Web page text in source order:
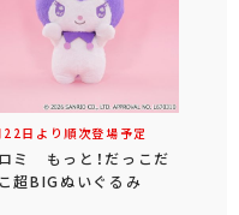
日より順次登場予定
ミ もっと！だっこだ
超BIGぬいぐるみ